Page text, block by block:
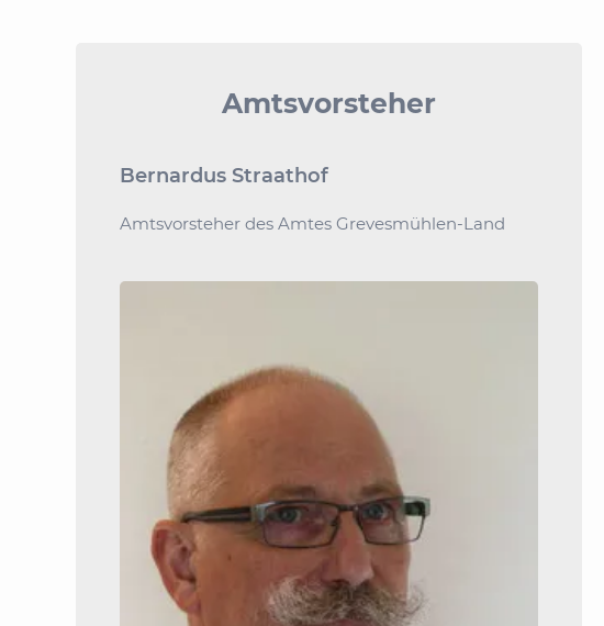
Amtsvorsteher
Bernardus Straathof
Amtsvorsteher des Amtes Grevesmühlen-Land